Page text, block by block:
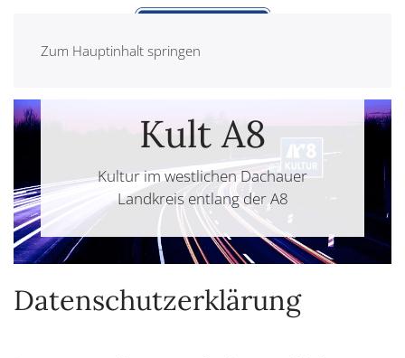
Zum Hauptinhalt springen
Kult A8
Kultur im westlichen Dachauer
Landkreis entlang der A8
Datenschutz­erklärung